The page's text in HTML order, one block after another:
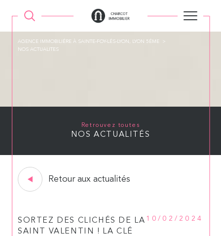
AGENCE IMMOBILIÉRE À SAINTE-FOY-LÉS-LYON, LYON 5ÉME
NOS ACTUALITES
Retrouvez toutes
NOS ACTUALITÉS
Retour aux actualités
SORTEZ DES CLICHÉS DE LA
SAINT VALENTIN ! LA CLÉ
10/02/2024